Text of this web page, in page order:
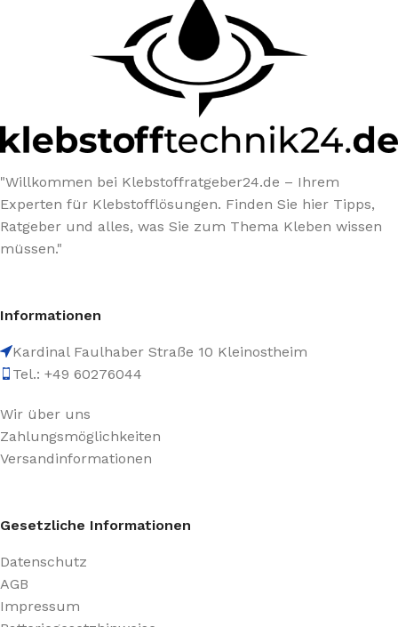
"Willkommen bei Klebstoffratgeber24.de – Ihrem
Experten für Klebstofflösungen. Finden Sie hier Tipps,
Ratgeber und alles, was Sie zum Thema Kleben wissen
müssen."
Informationen
Kardinal Faulhaber Straße 10 Kleinostheim
Tel.: +49 60276044
Wir über uns
Zahlungsmöglichkeiten
Versandinformationen
Gesetzliche Informationen
Datenschutz
AGB
Impressum